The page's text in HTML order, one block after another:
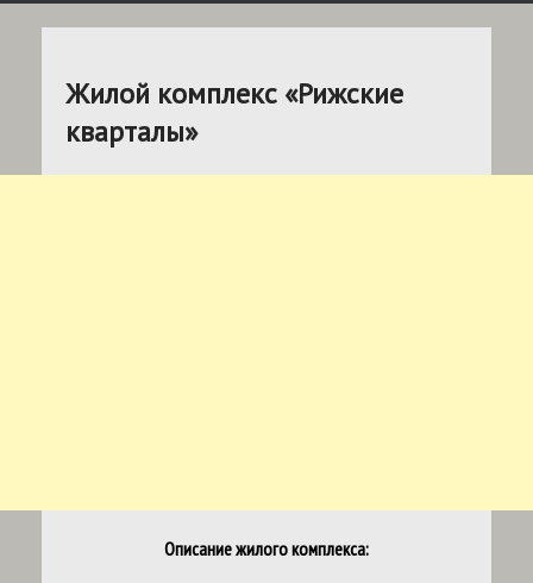
Жилой комплекс «Рижские
кварталы»
Описание жилого комплекса: